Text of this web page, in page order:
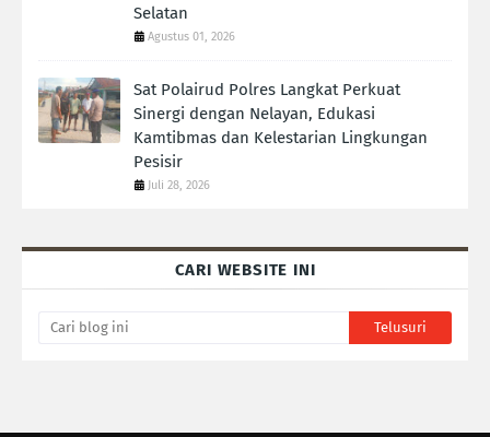
Selatan
Agustus 01, 2026
Sat Polairud Polres Langkat Perkuat
Sinergi dengan Nelayan, Edukasi
Kamtibmas dan Kelestarian Lingkungan
Pesisir
Juli 28, 2026
CARI WEBSITE INI